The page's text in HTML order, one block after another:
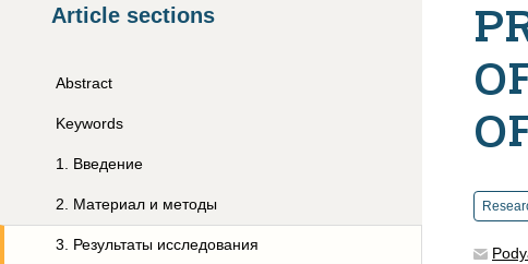
Article sections
Abstract
Keywords
1 Введение
2 Материал и методы
3 Результаты исследования